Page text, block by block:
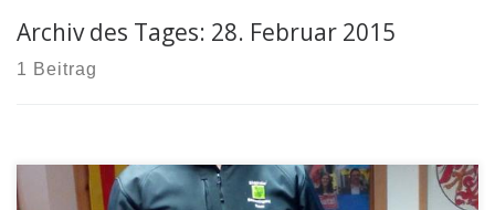
Archiv des Tages: 28. Februar 2015
1 Beitrag